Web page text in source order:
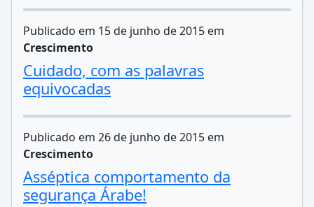
Publicado em 15 de junho de 2015 em
Crescimento
Cuidado, com as palavras
equivocadas
Publicado em 26 de junho de 2015 em
Crescimento
Asséptica comportamento da
segurança Árabe!